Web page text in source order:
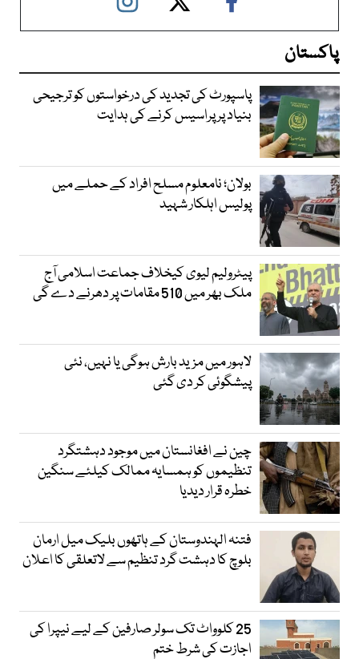
پاکستان
پاسپورٹ کی تجدید کی درخواستوں کو ترجیحی
بنیاد پر پراسیس کرنے کی ہدایت
بولان؛ نامعلوم مسلح افراد کے حملے میں
پولیس اہلکار شہید
پیٹرولیم لیوی کیخلاف جماعت اسلامی آج
ملک بھر میں 510 مقامات پر دھرنے دے گی
لاہور میں مزید بارش ہوگی یا نہیں، نئی
پیشگوئی کر دی گئی
چین نے افغانستان میں موجود دہشتگرد
تنظیموں کو ہمسایہ ممالک کیلئے سنگین
خطرہ قرار دیدیا
فتنہ الہندوستان کے ہاتھوں بلیک میل ارمان
بلوچ کا دہشت گرد تنظیم سے لاتعلقی کا اعلان
25 کلوواٹ تک سولر صارفین کے لیے نیپرا کی
اجازت کی شرط ختم